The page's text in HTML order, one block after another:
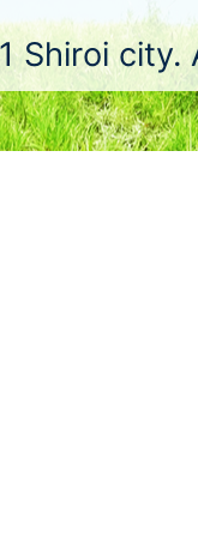
Shiroi city.